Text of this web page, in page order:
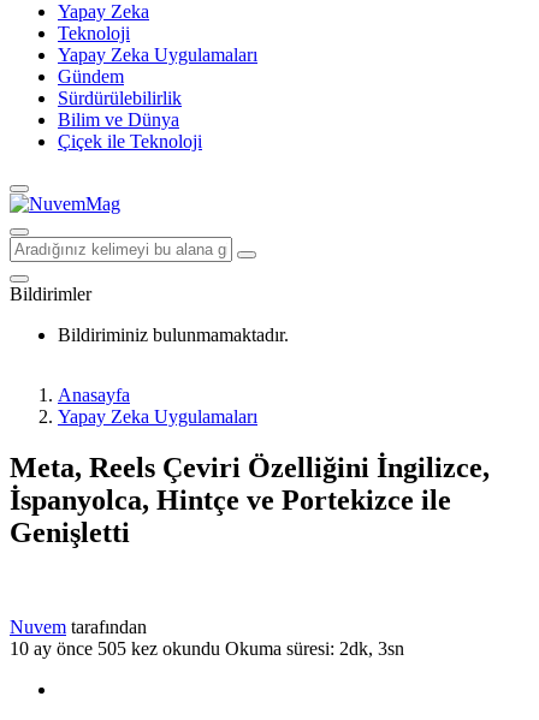
Yapay Zeka
Teknoloji
Yapay Zeka Uygulamaları
Gündem
Sürdürülebilirlik
Bilim ve Dünya
Çiçek ile Teknoloji
Bildirimler
Bildiriminiz bulunmamaktadır.
Anasayfa
Yapay Zeka Uygulamaları
Meta, Reels Çeviri Özelliğini İngilizce,
İspanyolca, Hintçe ve Portekizce ile
Genişletti
Nuvem tarafından
10 ay önce 505 kez okundu Okuma süresi: 2dk, 3sn